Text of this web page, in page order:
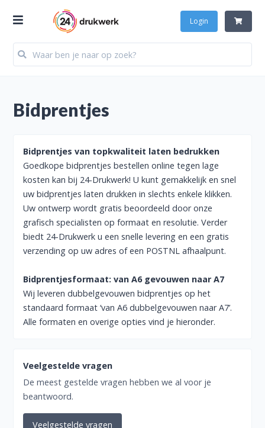
Login
Bidprentjes
Bidprentjes van topkwaliteit laten bedrukken
Goedkope bidprentjes bestellen online tegen lage
kosten kan bij 24-Drukwerk! U kunt gemakkelijk en snel
uw bidprentjes laten drukken in slechts enkele klikken.
Uw ontwerp wordt gratis beoordeeld door onze
grafisch specialisten op formaat en resolutie. Verder
biedt 24-Drukwerk u een snelle levering en een gratis
verzending op uw adres of een POSTNL afhaalpunt.
Bidprentjesformaat: van A6 gevouwen naar A7
Wij leveren dubbelgevouwen bidprentjes op het
standaard formaat ‘van A6 dubbelgevouwen naar A7’.
Alle formaten en overige opties vind je hieronder.
Veelgestelde vragen
De meest gestelde vragen hebben we al voor je
beantwoord.
Veelgestelde vragen